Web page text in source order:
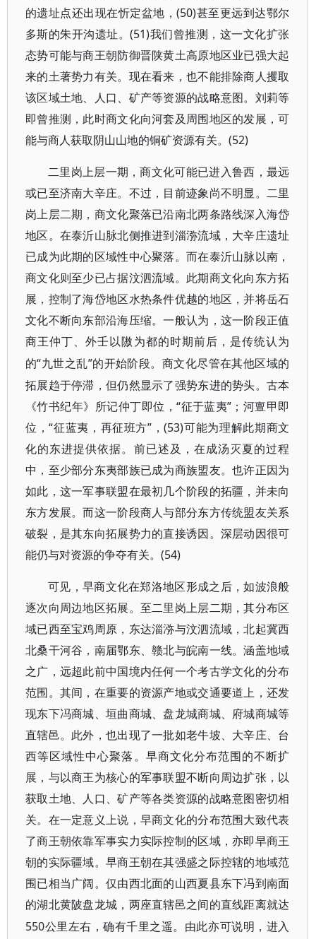
的遗址点还出现在忻定盆地，(50)甚至更远到达鄂尔
多斯的朱开沟遗址。(51)我们曾推测，这一文化扩张
态势可能与商王朝防御晋陕黄土高原地区业已强大起
来的土著势力有关。现在看来，也不能排除商人攫取
该区域土地、人口、矿产等资源的战略意图。刘莉等
即曾推测，此时商文化向河套及周围地区的发展，可
能与商人获取阴山山地的铜矿资源有关。(52)
二里岗上层一期，商文化可能已进入鲁西，最远
或已至济南大辛庄。不过，目前迹象尚不明显。二里
岗上层二期，商文化聚落已沿南北两条路线深入海岱
地区。在泰沂山脉北侧推进到淄㳽流域，大辛庄遗址
已成为此期的区域性中心聚落。而在泰沂山脉以南，
商文化则至少已占据汶泗流域。此期商文化向东方拓
展，控制了海岱地区水热条件优越的地区，并将岳石
文化不断向东部沿海压缩。一般认为，这一阶段正值
商王仲丁、外壬以隞为都的时期前后，是传统认为
的“九世之乱”的开始阶段。商文化尽管在其他区域的
拓展趋于停滞，但仍然显示了强势东进的势头。古本
《竹书纪年》所记仲丁即位，“征于蓝夷”；河亶甲即
位，“征蓝夷，再征班方”，(53)可能为理解此期商文
化的东进提供依据。前已述及，在成汤灭夏的过程
中，至少部分东夷部族已成为商族盟友。也许正因为
如此，这一军事联盟在最初几个阶段的拓疆，并未向
东方发展。而这一阶段商人与部分东方传统盟友关系
破裂，是其东向拓展势力的直接诱因。深层动因很可
能仍与对资源的争夺有关。(54)
可见，早商文化在郑洛地区形成之后，如波浪般
逐次向周边地区拓展。至二里岗上层二期，其分布区
域已西至宝鸡周原，东达淄㳽与汶泗流域，北起冀西
北桑干河谷，南届鄂东、赣北与皖南一线。涵盖地域
之广，远超此前中国境内任何一个考古学文化的分布
范围。其间，在重要的资源产地或交通要道上，还发
现东下冯商城、垣曲商城、盘龙城商城、府城商城等
直辖邑。此外，也出现了一批如老牛坡、大辛庄、台
西等区域性中心聚落。早商文化分布范围的不断扩
展，与以商王为核心的军事联盟不断向周边扩张，以
获取土地、人口、矿产等各类资源的战略意图密切相
关。在一定意义上说，早商文化的分布范围大致代表
了商王朝依靠军事实力实际控制的区域，亦即早商王
朝的实际疆域。早商王朝在其强盛之际控辖的地域范
围已相当广阔。仅由西北面的山西夏县东下冯到南面
的湖北黄陂盘龙城，两座直辖邑之间的直线距离就达
550公里左右，确有千里之遥。由此亦可说明，进入